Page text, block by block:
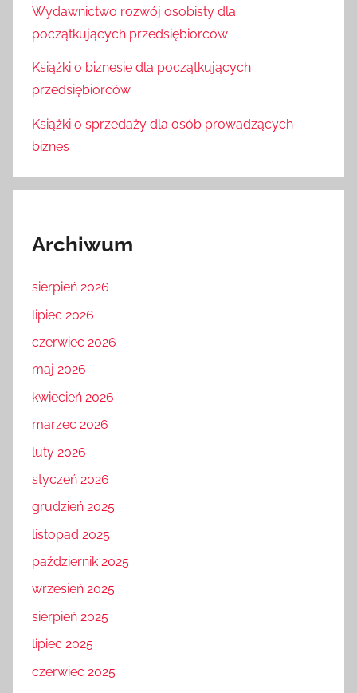
Wydawnictwo rozwój osobisty dla
początkujących przedsiębiorców
Książki o biznesie dla początkujących
przedsiębiorców
Książki o sprzedaży dla osób prowadzących
biznes
Archiwum
sierpień 2026
lipiec 2026
czerwiec 2026
maj 2026
kwiecień 2026
marzec 2026
luty 2026
styczeń 2026
grudzień 2025
listopad 2025
październik 2025
wrzesień 2025
sierpień 2025
lipiec 2025
czerwiec 2025